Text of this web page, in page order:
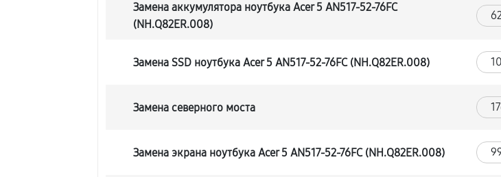
Замена аккумулятора ноутбука Acer 5 AN517-52-76FC
(NH.Q82ER.008)
Замена SSD ноутбука Acer 5 AN517-52-76FC (NH.Q82ER.008)
Замена северного моста
Замена экрана ноутбука Acer 5 AN517-52-76FC (NH.Q82ER.008)